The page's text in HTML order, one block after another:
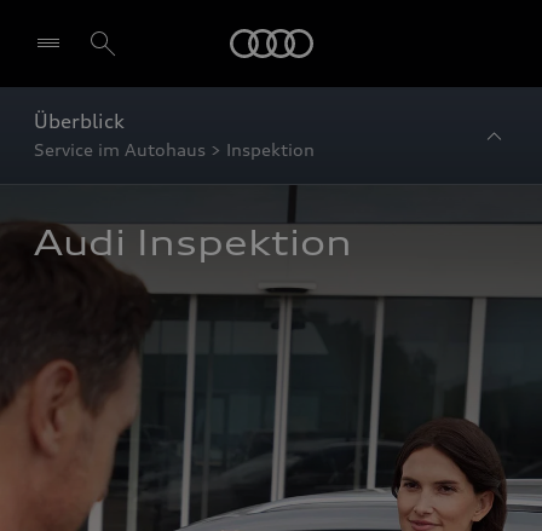
Überblick
Service im Autohaus > Inspektion
Audi Inspektion